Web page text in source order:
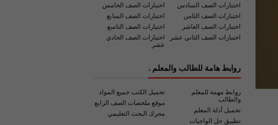
اختبارات الصف الخامس
اختبارات الصف السادس
اختبارات الصف السابع
اختبارات الصف الثامن
اختبارات الصف التاسع
اختبارات الصف العاشر
اختبارات الصف الحادي
عشر
اختبارات الصف الثاني عشر
روابط هامة للطالب والمعلم .
تحميل الكتب جميع المواد
روابط مهمة للمعلم
والطالب
موقع ملخصات الصف الرابع
تحميل أدلة المعلم
محرك البحث التعليمي
تطبيق حل الواجبات